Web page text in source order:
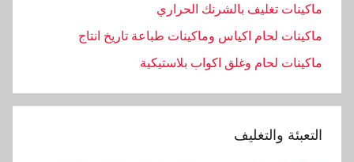
ماكينات تغليف بالشرنك الحراري
ماكينات لحام اكياس وماكينات طباعة تاريخ انتاج
ماكينات لحام وغلق اكواب بلاستيكية
التعبئة والتغليف